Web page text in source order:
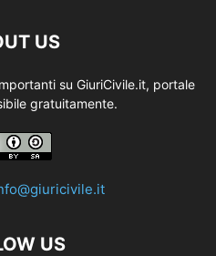
US
su GiuriCivile.it, portale
gratuitamente.
US